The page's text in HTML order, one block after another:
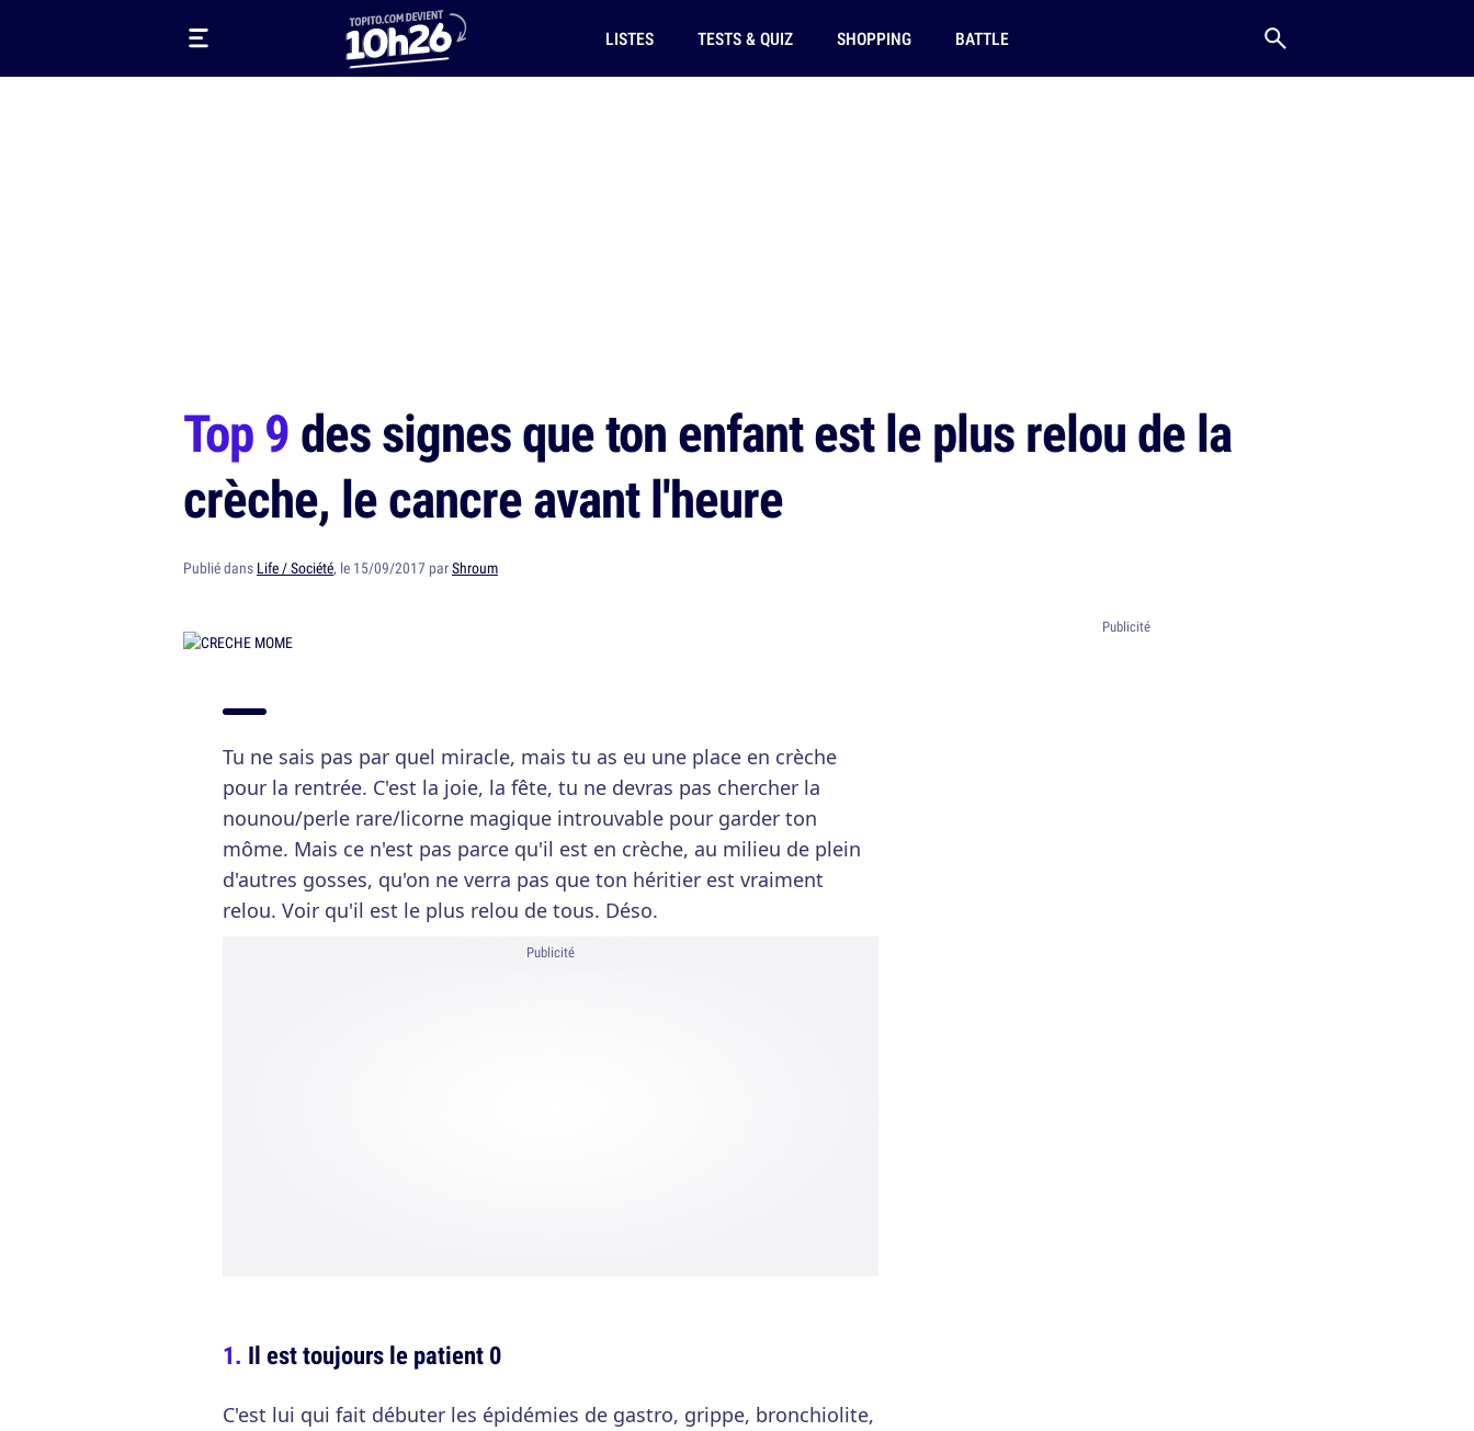
LISTES TESTS & QUIZ SHOPPING BATTLE
Top 9des signes que ton enfant est le plus relou de la
crèche, le cancre avant l'heure
Publié dans Life / Société, le 15/09/2017 parShroum
Tu ne sais pas par quel miracle, mais tu as eu une place en crèche
pour la rentrée. C'est la joie, la fête, tu ne devras pas chercher la
nounou/perle rare/licorne magique introuvable pour garder ton
môme. Mais ce n'est pas parce qu'il est en crèche, au milieu de plein
d'autres gosses, qu'on ne verra pas que ton héritier est vraiment
relou. Voir qu'il est le plus relou de tous. Déso.
Publicité
Il est toujours le patient 0
C'est lui qui fait débuter les épidémies de gastro, grippe, bronchiolite,